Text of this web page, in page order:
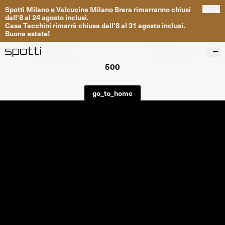
Spotti MilanoeValcucine Milano Brera rimarrannochiusi
dall'8al 24agosto inclusi.
Casa Tacchini rimarrà chiusa dall'8al 31 agosto inclusi.
Buona estate!
Progetti
500
go_to_home